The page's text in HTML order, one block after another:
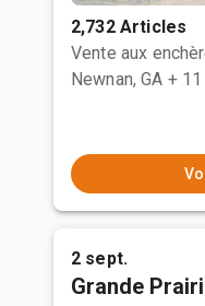
2,732 Articles
Vente aux
Newnan, GA +
2 sept.
Grande